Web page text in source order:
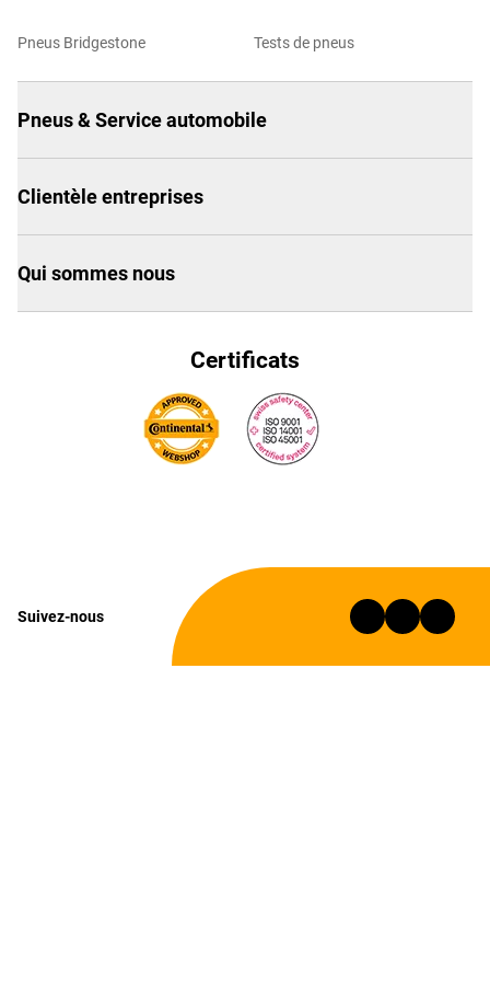
Pneus Bridgestone Tests de pneus
Pneus & Service automobile
Clientèle entreprises
Qui sommes nous
Certificats
Suivez-nous